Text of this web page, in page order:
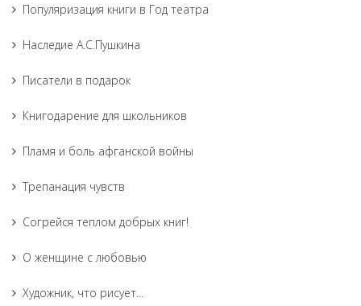
Популяризация книги в Год театра
Наследие А.С.Пушкина
Писатели в подарок
Книгодарение для школьников
Пламя и боль афганской войны
Трепанация чувств
Согрейся теплом добрых книг!
О женщине с любовью
Художник, что рисует...